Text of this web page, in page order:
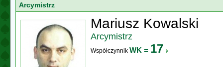
Arcymistrz
Mariusz Kowalski
Arcymistrz
Współczynnik WK = 17